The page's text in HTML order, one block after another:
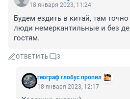
18 января 2023, 11:24
Будем ездить в китай, там
люди немеркантильные и без
гостям.
ОТВЕТИТЬ 3
географ глобус пропил
18 января 2023, 12:17